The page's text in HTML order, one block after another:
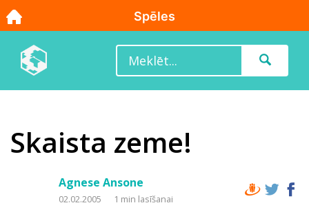
Skaista zeme!
Agnese Ansone
02.02.2005 1 min lasīšanai